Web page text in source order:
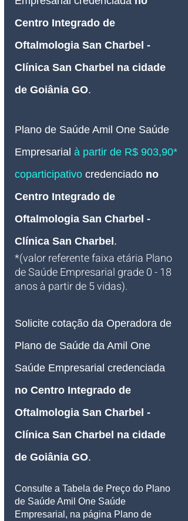
Centro Integrado de
Oftalmologia San Charbel -
Clínica San Charbel na cidade
de Goiânia GO.
Plano de Saúde Amil One Saúde
Empresarial à partir de R$ 903,90*
coparticipativo credenciado no
Centro Integrado de
Oftalmologia San Charbel -
Clínica San Charbel.
*(valor referente faixa etária Plano
de Saúde Empresarial grade 0 - 18
anos à partir de 5 vidas).
Solicite cotação da Operadora de
Plano de Saúde da Amil One
Saúde Empresarial credenciada
no Centro Integrado de
Oftalmologia San Charbel -
Clínica San Charbel na cidade
de Goiânia GO.
Consulte a Tabela de Preço do Plano
de Saúde Amil One Saúde
Empresarial, na página Plano de